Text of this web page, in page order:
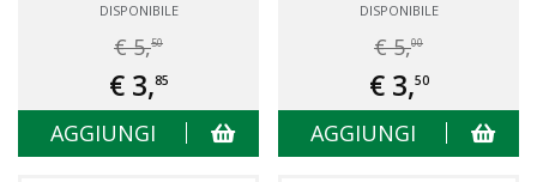
DISPONIBILE
€ 5,50
€ 3,85
AGGIUNGI
DISPONIBILE
€ 5,00
€ 3,50
AGGIUNGI